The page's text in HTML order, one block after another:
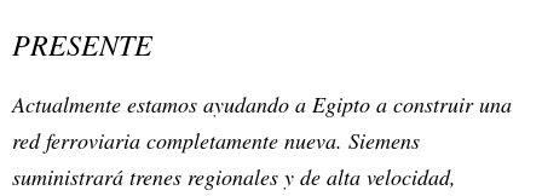
PRESENTE
Actualmente estamos ayudando a Egipto a construir una
red ferroviaria completamente nueva. Siemens
suministrará trenes regionales y de alta velocidad,